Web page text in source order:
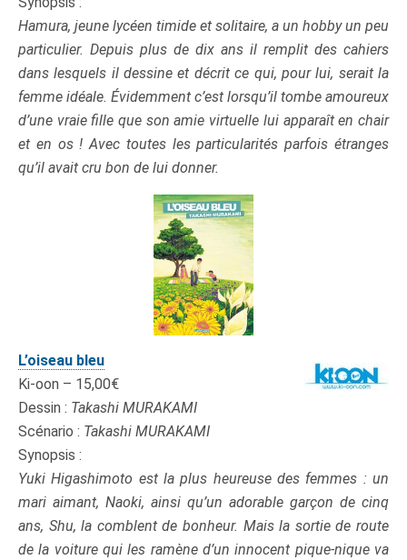
Hamura, jeune lycéen timide et solitaire, a un hobby un peu
particulier. Depuis plus de dix ans il remplit des cahiers
dans lesquels il dessine et décrit ce qui, pour lui, serait la
femme idéale. Évidemment c’est lorsqu’il tombe amoureux
d’une vraie fille que son amie virtuelle lui apparaît en chair
et en os ! Avec toutes les particularités parfois étranges
qu’il avait cru bon de lui donner.
L’oiseau bleu
Ki-oon – 15,00€
Dessin : Takashi MURAKAMI
Scénario : Takashi MURAKAMI
Synopsis :
Yuki Higashimoto est la plus heureuse des femmes : un
mari aimant, Naoki, ainsi qu’un adorable garçon de cinq
ans, Shu, la comblent de bonheur. Mais la sortie de route
de la voiture qui les ramène d’un innocent pique-nique va